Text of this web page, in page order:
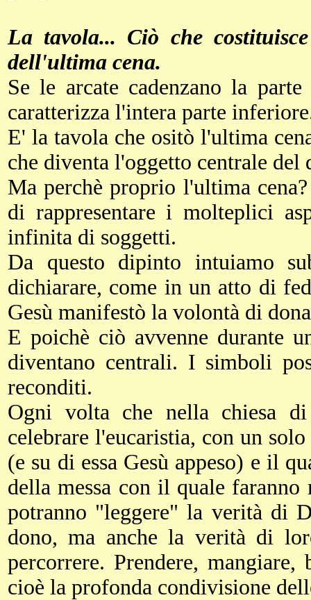
La tavola... Ciò che
dell'ultima cena.
Se le arcate cadenzano la
caratterizza l'intera parte
E' la tavola che ositò l'ultima
che diventa l'oggetto centrale del
Ma perchè proprio l'ultima
di rappresentare i molteplici
infinita di soggetti.
Da questo dipinto intuiamo
dichiarare, come in un atto di
Gesù manifestò la volontà di
E poichè ciò avvenne durante
diventano centrali. I simboli
reconditi.
Ogni volta che nella chiesa
celebrare l'eucaristia, con un
(e su di essa Gesù appeso) e il
della messa con il quale
potranno "leggere" la verità di
dono, ma anche la verità di
percorrere. Prendere,
cioè la profonda condivisione